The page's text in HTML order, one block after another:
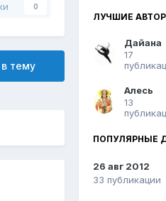
0
тему
ЛУЧШИЕ
Дайана
17
Алесь
13
ПОПУЛЯРНЫЕ
26 авг 2012
33 публикации